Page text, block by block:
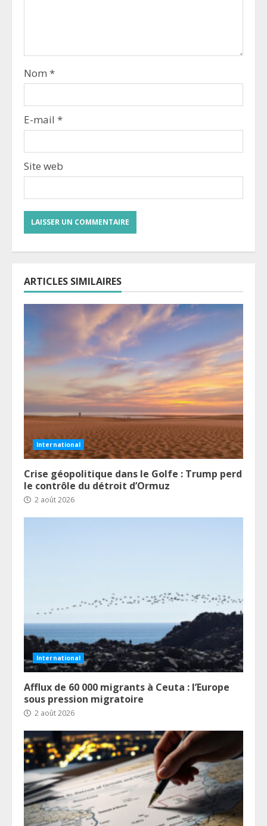
Nom *
E-mail *
Site web
ARTICLES SIMILAIRES
International
Crise géopolitique dans le Golfe : Trump perd
le contrôle du détroit d’Ormuz
2 août 2026
International
Afflux de 60 000 migrants à Ceuta : l’Europe
sous pression migratoire
2 août 2026